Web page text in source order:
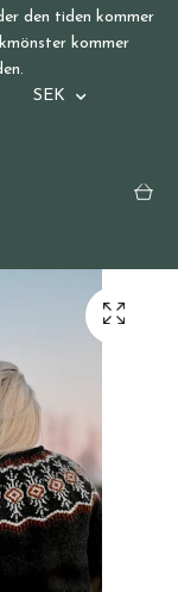
den tiden kommer
kommer
SEK